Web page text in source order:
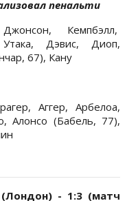
пенальти
Кемпбэлл,
Дэвис, Диоп,
67), Кану
Аггер, Арбелоа,
Алонсо (Бабель, 77),
- 1:3 (матч